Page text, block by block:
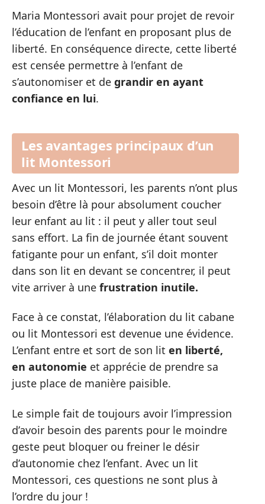
Maria Montessori avait pour projet de revoir
l’éducation de l’enfant en proposant plus de
liberté. En conséquence directe, cette liberté
est censée permettre à l’enfant de
s’autonomiser et de grandir en ayant
confiance en lui.
Les avantages principaux d’un
lit Montessori
Avec un lit Montessori, les parents n’ont plus
besoin d’être là pour absolument coucher
leur enfant au lit : il peut y aller tout seul
sans effort. La fin de journée étant souvent
fatigante pour un enfant, s’il doit monter
dans son lit en devant se concentrer, il peut
vite arriver à une frustration inutile.
Face à ce constat, l’élaboration du lit cabane
ou lit Montessori est devenue une évidence.
L’enfant entre et sort de son lit en liberté,
en autonomie et apprécie de prendre sa
juste place de manière paisible.
Le simple fait de toujours avoir l’impression
d’avoir besoin des parents pour le moindre
geste peut bloquer ou freiner le désir
d’autonomie chez l’enfant. Avec un lit
Montessori, ces questions ne sont plus à
l’ordre du jour !